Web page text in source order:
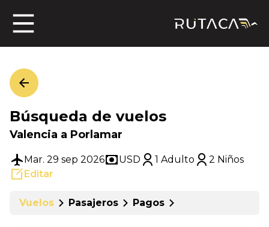
Búsqueda de vuelos
Valencia a Porlamar
Mar. 29 sep 2026 USD 1 Adulto
2 Niños
Editar
Vuelos Pasajeros Pagos